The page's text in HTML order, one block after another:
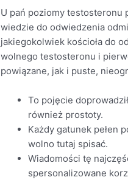
U pań poziomy testosteronu
wiedzie do odwiedzenia
jakiegokolwiek kościoła do
wolnego testosteronu i
powiązane, jak i puste,
To pojęcie
również prostoty.
Każdy gatunek pełen
wolno tutaj spisać.
Wiadomości tę
spersonalizowane